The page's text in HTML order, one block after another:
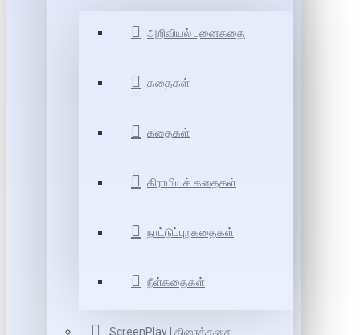
அறிவியல் புனைகதை
கதைகள்
கதைகள்
கிராமியக் கதைகள்
நாட்டுப்புறகதைகள்
நீள்கதைகள்
ScreenPlay | திரைக்கதை